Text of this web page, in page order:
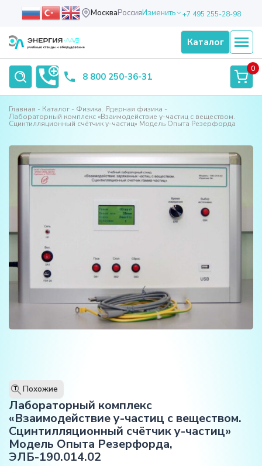
МоскваРоссияИзменить +7 495 255-28-98
Каталог
8 800 250-36-31
0
Главная Каталог
Физика. Ядерная физика
Лабораторный комплекс «Взаимодействие у-частиц с веществом.
Сцинтилляционный счётчик у-частиц» Модель Опыта Резерфорда
T Похожие
Лабораторный комплекс
«Взаимодействие у-частиц с веществом.
Сцинтилляционный счётчик у-частиц»
Модель Опыта Резерфорда,
ЭЛБ-190.014.02